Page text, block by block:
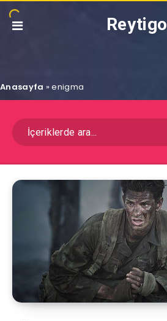
Reytigo
Anasayfa »enigma